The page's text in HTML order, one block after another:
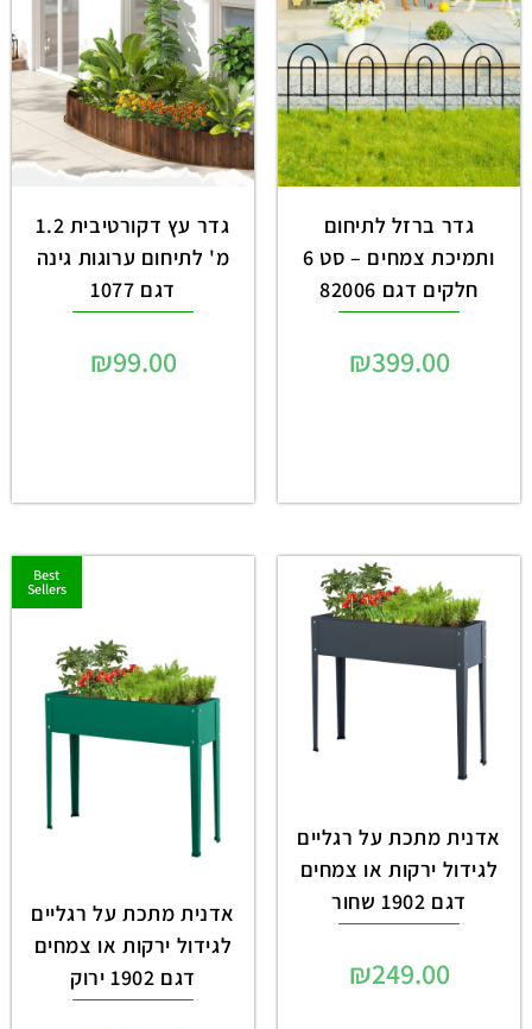
גדר ברזל לתיחום
ותמיכת צמחים – סט 6
חלקים דגם 82006
₪399.00
גדר עץ דקורטיבית 1.2
מ' לתיחום ערוגות גינה
דגם 1077
₪99.00
אדנית מתכת על רגליים
לגידול ירקות או צמחים
דגם 1902 שחור
₪249.00
Best
Sellers
אדנית מתכת על רגליים
לגידול ירקות או צמחים
דגם 1902 ירוק